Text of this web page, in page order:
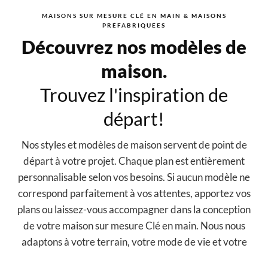
MAISONS SUR MESURE CLÉ EN MAIN & MAISONS
PRÉFABRIQUÉES
Découvrez nos modèles de
maison.
Trouvez l'inspiration de
départ!
Nos styles et modèles de maison servent de point de
départ à votre projet. Chaque plan est entièrement
personnalisable selon vos besoins. Si aucun modèle ne
correspond parfaitement à vos attentes, apportez vos
plans ou laissez-vous accompagner dans la conception
de votre maison sur mesure Clé en main. Nous nous
adaptons à votre terrain, votre mode de vie et votre